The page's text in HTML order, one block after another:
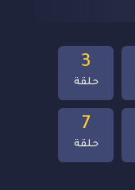
7
حلقة
3
حلقة